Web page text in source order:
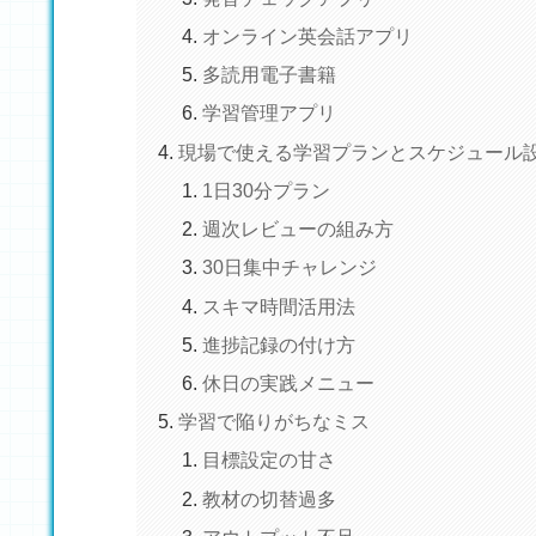
オンライン英会話アプリ
多読用電子書籍
学習管理アプリ
現場で使える学習プランとスケジュール
1日30分プラン
週次レビューの組み方
30日集中チャレンジ
スキマ時間活用法
進捗記録の付け方
休日の実践メニュー
学習で陥りがちなミス
目標設定の甘さ
教材の切替過多